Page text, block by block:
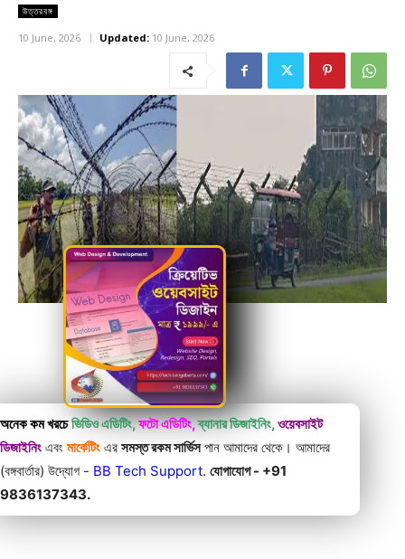
উত্তরবঙ্গ
10 June, 2026 Updated: 10 June, 2026
অনেক কম খরচে ভিডিও এডিটিং,ফটো এডিটিং,ব্যানার ডিজাইনিং,ওয়েবসাইট
ডিজাইনিং এবং মার্কেটিং এর সমস্ত রকম সার্ভিসপান আমাদের থেকে। আমাদের
(বঙ্গবার্তার) উদ্যোগ - BB Tech Support. যোগাযোগ - +91
9836137343.